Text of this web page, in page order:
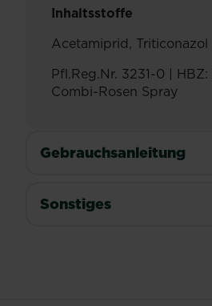
Inhaltsstoffe
Acetamiprid, Triticonazol
Pfl.Reg.Nr. 3231-0 |
Combi-Rosen Spray
Gebrauchsanleitung
Sonstiges